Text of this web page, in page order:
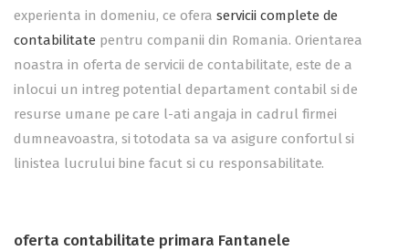
experienta in domeniu, ce oferaservicii complete de
contabilitate pentru companii din Romania. Orientarea
noastra in oferta de servicii de contabilitate, este de a
inlocui un intreg potential departament contabil si de
resurse umane pe care l-ati angaja in cadrul firmei
dumneavoastra, si totodata sa va asigure confortul si
linistea lucrului bine facut si cu responsabilitate.
oferta contabilitate primara Fantanele